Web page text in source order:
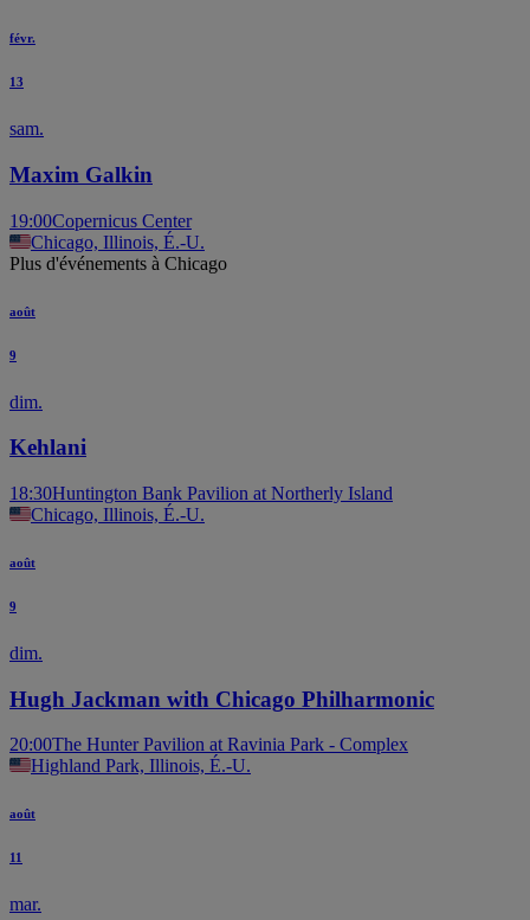
févr.
13
sam.
Maxim Galkin
19:00Copernicus Center
Chicago, Illinois, É.-U.
Plus d'événements à Chicago
août
9
dim.
Kehlani
18:30Huntington Bank Pavilion at Northerly Island
Chicago, Illinois, É.-U.
août
9
dim.
Hugh Jackman with Chicago Philharmonic
20:00The Hunter Pavilion at Ravinia Park - Complex
Highland Park, Illinois, É.-U.
août
11
mar.